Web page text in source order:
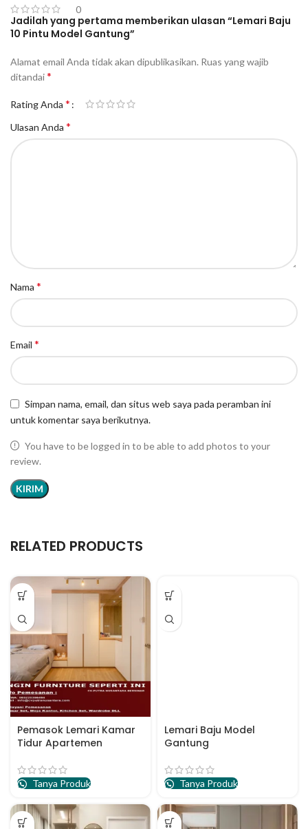
0
Jadilah yang pertama memberikan ulasan “Lemari Baju
10 Pintu Model Gantung”
Alamat email Anda tidak akan dipublikasikan. Ruas yang wajib
ditandai*
Rating Anda *
Ulasan Anda *
Nama *
Email *
Simpan nama, email, dan situs web saya pada peramban ini
untuk komentar saya berikutnya.
You have to be logged in to be able to add photos to your
review.
RELATED PRODUCTS
Pemasok Lemari Kamar
Tidur Apartemen
Tanya Produk
Lemari Baju Model
Gantung
Tanya Produk